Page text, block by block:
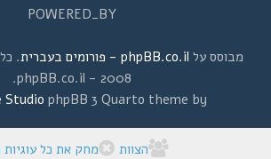
POWERED_BY
מבוסס עלphpBB.co.il - פורומים בעברית
. כל
2008 - phpBB.co.il.
phpBB 3 Quarto theme by
Studio
הצוות מחק את כל עוגיות